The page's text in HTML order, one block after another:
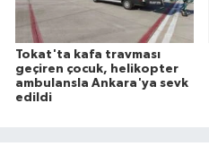
Tokat'ta kafa travması
geçiren çocuk, helikopter
ambulansla Ankara'ya sevk
edildi